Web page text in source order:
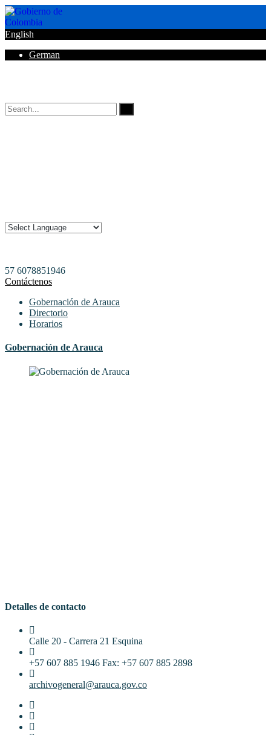
English
German
57 6078851946
Contáctenos
Gobernación de Arauca
Directorio
Horarios
Gobernación de Arauca
Detalles de contacto
Calle 20 - Carrera 21 Esquina
+57 607 885 1946 Fax: +57 607 885 2898
archivogeneral@arauca.gov.co